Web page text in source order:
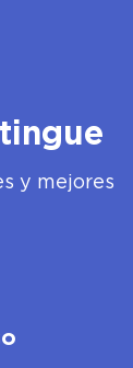
y mejores